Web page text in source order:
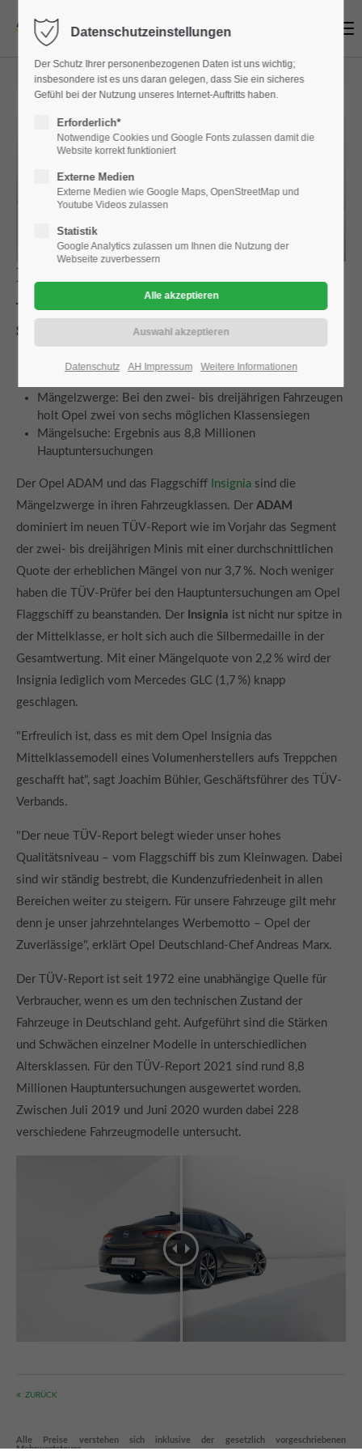
2020-11-10 14:28 Brian (Kommentare: 0)
Pressemitteilung:
– Opel Insignia und Opel ADAM
sind
Klassenbeste
Flaggschiff: Insignia fährt zusätzlich auf starken zweiten
Mängelzwerge: Bei den zwei- bis dreijährigen Fahrzeugen
holt Opel zwei von sechs möglichen Klassensiegen
Mängelsuche: Ergebnis aus 8,8 Millionen
Hauptuntersuchungen
Der Opel ADAM und das Flaggschiff Insignia sind die
Mängelzwerge in ihren Fahrzeugklassen. Der ADAM
dominiert im neuen TÜV-Report wie im Vorjahr das Segment
der zwei- bis dreijährigen Minis mit einer durchschnittlichen
Quote der erheblichen Mängel von nur 3,7 %. Noch weniger
haben die TÜV-Prüfer bei den Hauptuntersuchungen am Opel
Flaggschiff zu beanstanden. Der Insignia ist nicht nur spitze in
der Mittelklasse, er holt sich auch die Silbermedaille in der
Gesamtwertung. Mit einer Mängelquote von 2,2 % wird der
Insignia lediglich vom Mercedes GLC (1,7 %) knapp
geschlagen.
"Erfreulich ist, dass es mit dem Opel Insignia das
Mittelklassemodell eines Volumenherstellers aufs Treppchen
geschafft hat", sagt Joachim Bühler, Geschäftsführer des TÜV-
Verbands.
"Der neue TÜV-Report belegt wieder unser hohes
Qualitätsniveau – vom Flaggschiff bis zum Kleinwagen. Dabei
sind wir ständig bestrebt, die Kundenzufriedenheit in allen
Bereichen weiter zu steigern. Für unsere Fahrzeuge gilt mehr
denn je unser jahrzehntelanges Werbemotto – Opel der
Zuverlässige", erklärt Opel Deutschland-Chef Andreas Marx.
Der TÜV-Report ist seit 1972 eine unabhängige Quelle für
Verbraucher, wenn es um den technischen Zustand der
Fahrzeuge in Deutschland geht. Aufgeführt sind die Stärken
und Schwächen einzelner Modelle in unterschiedlichen
Altersklassen. Für den TÜV-Report 2021 sind rund 8,8
Millionen Hauptuntersuchungen ausgewertet worden.
Zwischen Juli 2019 und Juni 2020 wurden dabei 228
verschiedene Fahrzeugmodelle untersucht.
ZURÜCK
Alle Preise verstehen sich inklusive der gesetzlich vorgeschriebenen
Mehrwertsteuer.
Datenschutzeinstellungen
Der Schutz Ihrer personenbezogenen Daten ist uns wichtig;
insbesondere ist es uns daran gelegen, dass Sie ein sicheres
Gefühl bei der Nutzung unseres Internet-Auftritts haben.
Erforderlich*
Notwendige Cookies und Google Fonts zulassen damit die
Website korrekt funktioniert
Externe Medien
Externe Medien wie Google Maps, OpenStreetMap und
Youtube Videos zulassen
Statistik
Google Analytics zulassen um Ihnen die Nutzung der
Webseite zuverbessern
Datenschutz AH Impressum Weitere Informationen